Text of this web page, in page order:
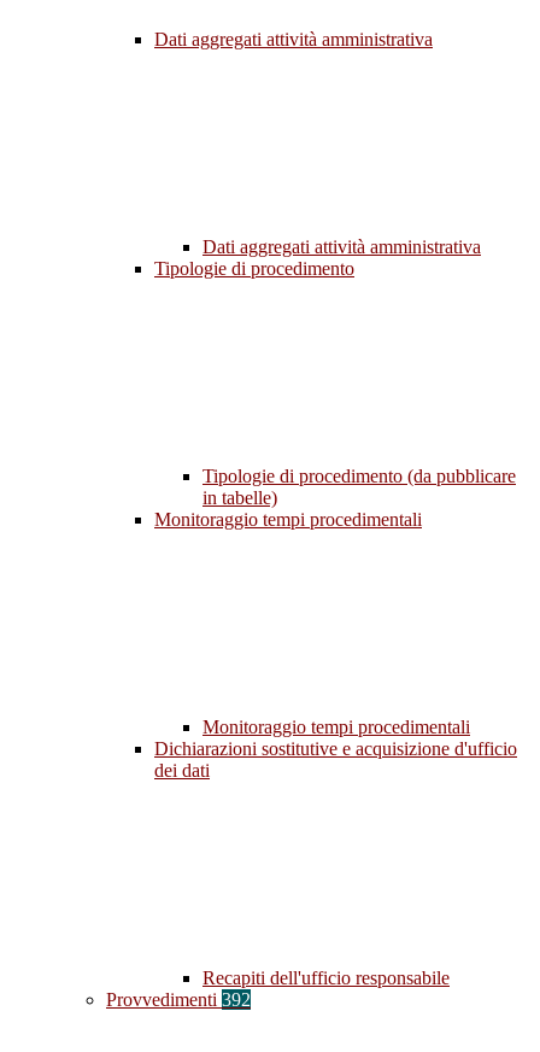
Dati aggregati attività amministrativa
Dati aggregati attività amministrativa
Tipologie di procedimento
Tipologie di procedimento (da pubblicare
in tabelle)
Monitoraggio tempi procedimentali
Monitoraggio tempi procedimentali
Dichiarazioni sostitutive e acquisizione d'ufficio
dei dati
Recapiti dell'ufficio responsabile
Provvedimenti 392